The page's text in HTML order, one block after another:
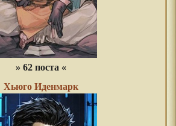
» 62 поста «
Хьюго Иденмарк